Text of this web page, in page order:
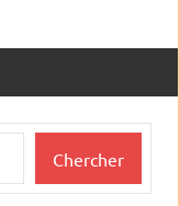
Chercher